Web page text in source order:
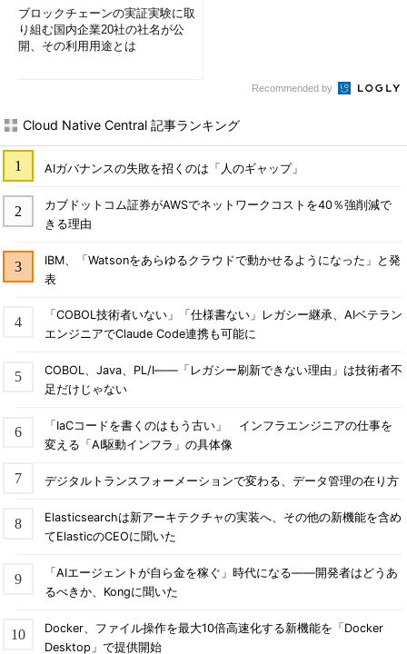
ブロックチェーンの実証実験に取
り組む国内企業20社の社名が公
開、その利用用途とは
Recommended by
Cloud Native Central 記事ランキング
AIガバナンスの失敗を招くのは「人のギャップ」
カブドットコム証券がAWSでネットワークコストを40％強削減で
きる理由
IBM、「Watsonをあらゆるクラウドで動かせるようになった」と発
表
「COBOL技術者いない」「仕様書ない」レガシー継承、AIベテラン
エンジニアでClaude Code連携も可能に
COBOL、Java、PL/I――「レガシー刷新できない理由」は技術者不
足だけじゃない
「IaCコードを書くのはもう古い」 インフラエンジニアの仕事を
変える「AI駆動インフラ」の具体像
デジタルトランスフォーメーションで変わる、データ管理の在り方
Elasticsearchは新アーキテクチャの実装へ、その他の新機能を含め
てElasticのCEOに聞いた
「AIエージェントが自ら金を稼ぐ」時代になる――開発者はどうあ
るべきか、Kongに聞いた
Docker、ファイル操作を最大10倍高速化する新機能を「Docker
Desktop」で提供開始